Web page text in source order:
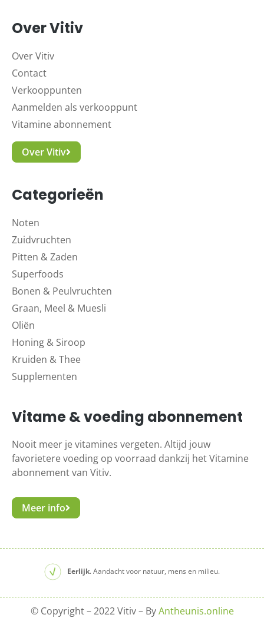
Over Vitiv
Over Vitiv
Contact
Verkooppunten
Aanmelden als verkooppunt
Vitamine abonnement
Over Vitiv
Categorieën
Noten
Zuidvruchten
Pitten & Zaden
Superfoods
Bonen & Peulvruchten
Graan, Meel & Muesli
Oliën
Honing & Siroop
Kruiden & Thee
Supplementen
Vitame & voeding abonnement
Nooit meer je vitamines vergeten. Altijd jouw
favorietere voeding op voorraad dankzij het Vitamine
abonnement van Vitiv.
Meer info
Eerlijk. Aandacht voor natuur, mens en milieu.
© Copyright – 2022 Vitiv – ByAntheunis.online